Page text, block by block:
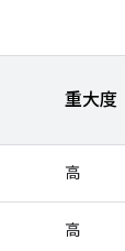
重大度
高
高